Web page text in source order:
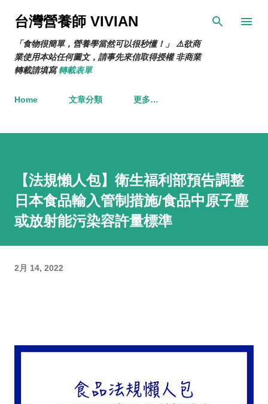
跳到主要內容
台灣營養師 VIVIAN
「食物很簡單，營養學當然可以很秒懂！」 ⚠️欲商
業使用本站任何圖文，請事先來信取得授權 非商業
轉載請填寫轉載表單
Home 文章分類 更多…
【法規懶人包】衛生福利部預告調整
日本食品輸入管制措施/食品中原子塵
或放射能污染容許量標準
2月 14, 2022